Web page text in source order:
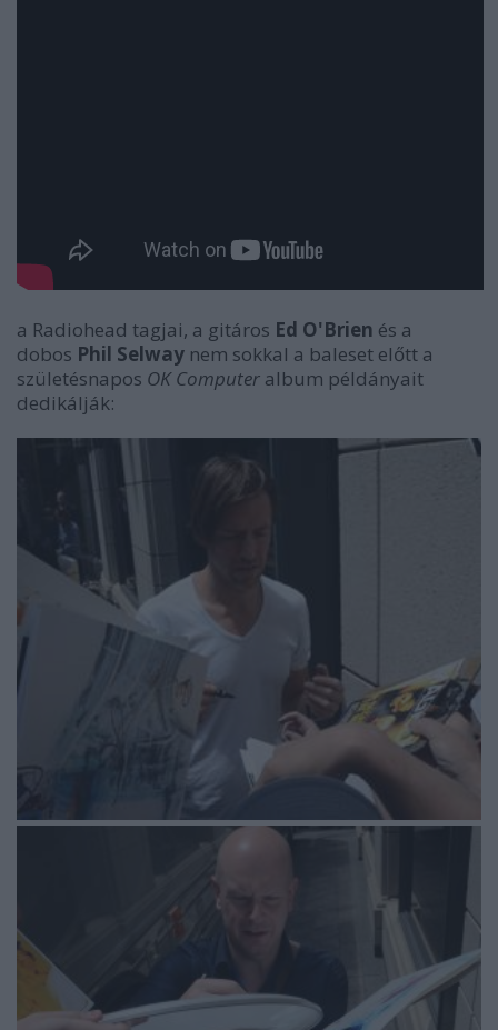
a Radiohead tagjai, a gitáros Ed O'Brien és a
dobos Phil Selway nem sokkal a baleset előtt a
születésnapos OK Computer album példányait
dedikálják: